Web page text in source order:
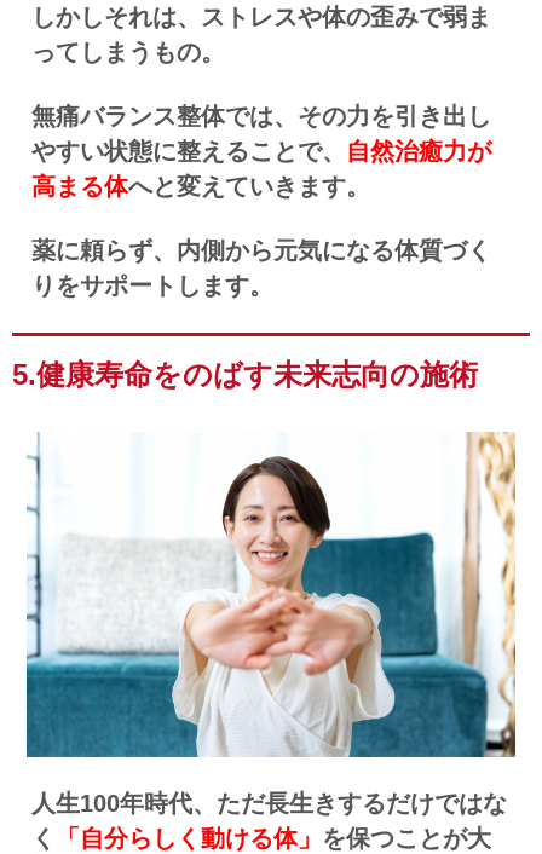
しかしそれは、ストレスや体の歪みで弱ま
ってしまうもの。
無痛バランス整体では、その力を引き出し
やすい状態に整えることで、 自然治癒力が
高まる体へと変えていきます。
薬に頼らず、内側から元気になる体質づく
りをサポートします。
5.健康寿命をのばす未来志向の施術
人生100年時代、ただ長生きするだけではな
く
「自分らしく動ける体」 を保つことが大